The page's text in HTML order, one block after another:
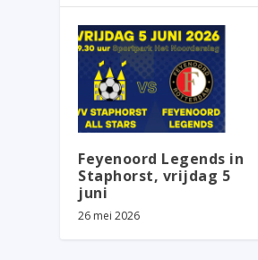
Feyenoord Legends in
Staphorst, vrijdag 5
juni
26 mei 2026